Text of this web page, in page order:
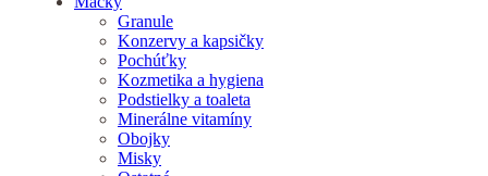
Granule
Konzervy a kapsičky
Pochúťky
Kozmetika a hygiena
Podstielky a toaleta
Minerálne vitamíny
Obojky
Misky